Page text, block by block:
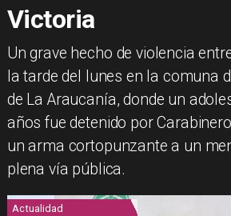
Victoria
​Un grave hecho de violencia
la tarde del lunes en la comuna
de La Araucanía, donde un
años fue detenido por
un arma cortopunzante a un
plena vía pública.
Actualidad